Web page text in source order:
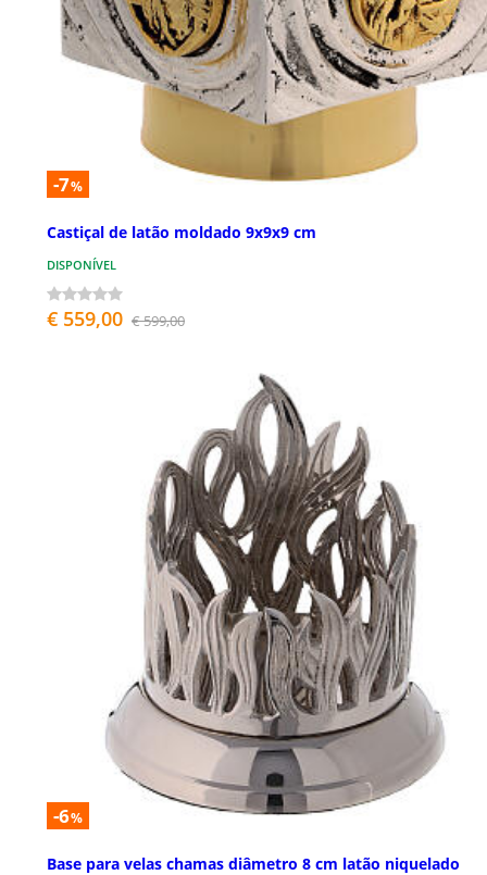
-7%
Castiçal de latão moldado 9x9x9 cm
DISPONÍVEL
€ 559,00 € 599,00
-6%
Base para velas chamas diâmetro 8 cm latão niquelado